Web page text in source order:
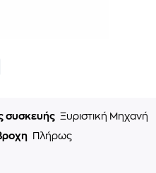
συσκευής Ξυριστική Μηχανή
Πλήρως